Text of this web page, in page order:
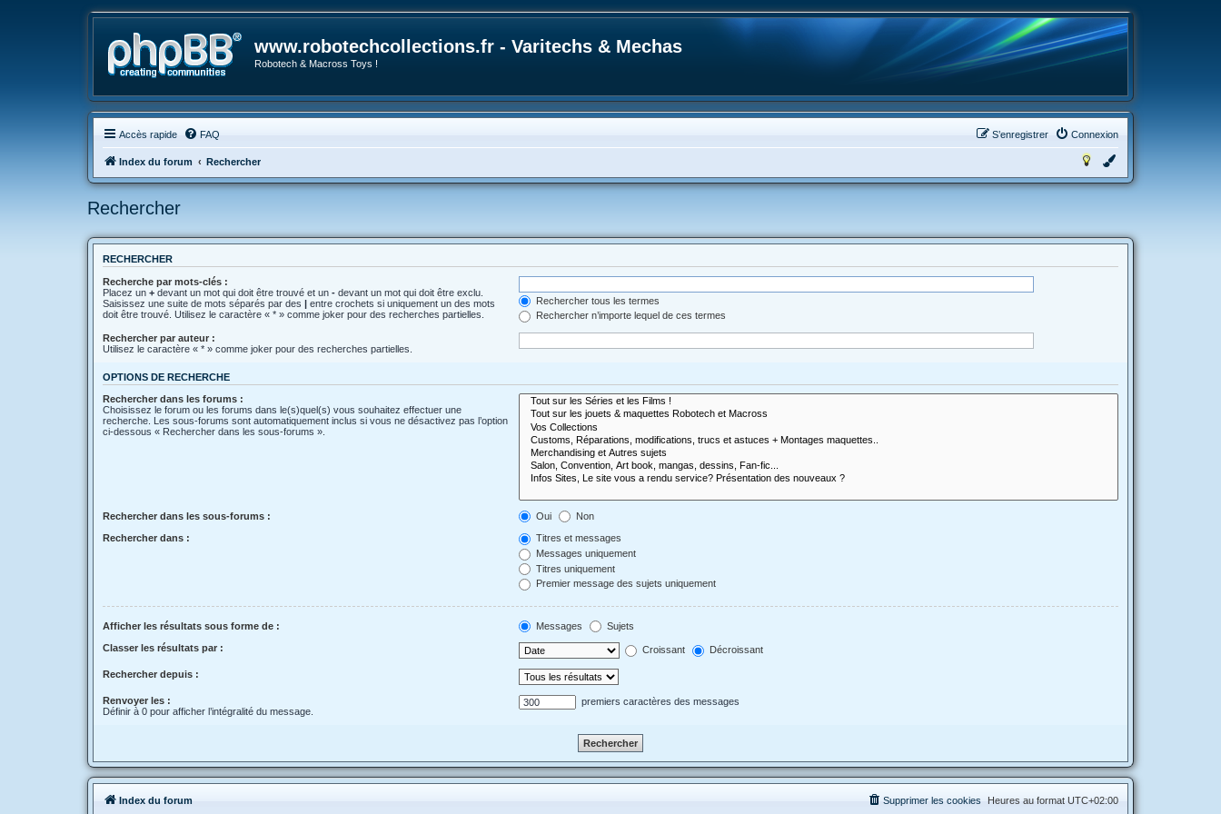
www.robotechcollections.fr - Varitechs & Mechas
Robotech & Macross Toys !
Accès rapide FAQ Connexion
S’enregistrer
Index du forum Rechercher
Rechercher
RECHERCHER
Recherche par mots-clés :
Placez un + devant un mot qui doit être trouvé et un - devant un mot qui doit être exclu.
Saisissez une suite de mots séparés par des | entre crochets si uniquement un des mots
doit être trouvé. Utilisez le caractère « * » comme joker pour des recherches partielles.
Rechercher tous les termes
Rechercher n’importe lequel de ces termes
Rechercher par auteur :
Utilisez le caractère « * » comme joker pour des recherches partielles.
OPTIONS DE RECHERCHE
Rechercher dans les forums :
Choisissez le forum ou les forums dans le(s)quel(s) vous souhaitez effectuer une
recherche. Les sous-forums sont automatiquement inclus si vous ne désactivez pas l’option
ci-dessous « Rechercher dans les sous-forums ».
Rechercher dans les sous-forums : Oui Non
Rechercher dans :
Titres et messages
Messages uniquement
Titres uniquement
Premier message des sujets uniquement
Afficher les résultats sous forme de : Messages Sujets
Classer les résultats par : Croissant Décroissant
Rechercher depuis :
Renvoyer les :
Définir à 0 pour afficher l’intégralité du message.
premiers caractères des messages
Index du forum Heures au format UTC+02:00
Supprimer les cookies